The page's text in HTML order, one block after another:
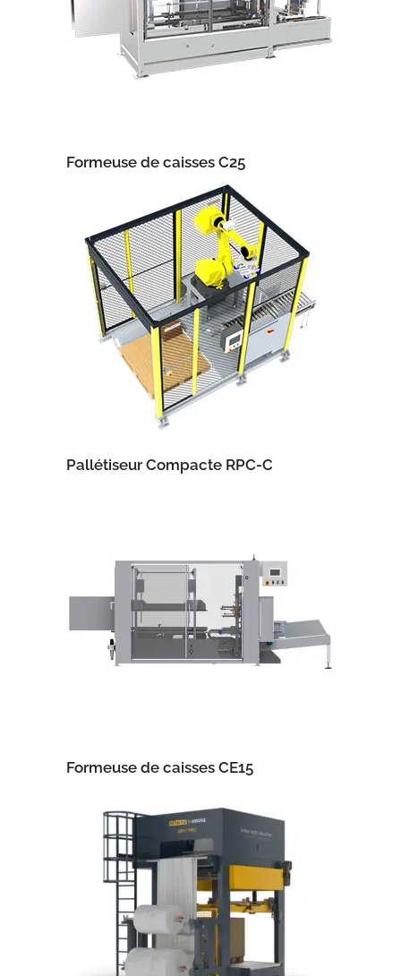
Formeuse de caisses C25
Pallétiseur Compacte RPC-C
Formeuse de caisses CE15